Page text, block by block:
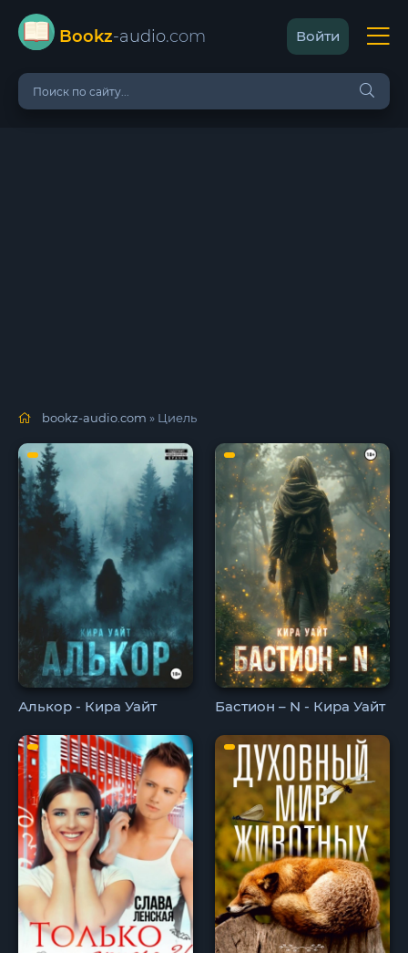
Bookz-audio.com Войти
bookz-audio.com » Циель
Алькор - Кира Уайт Бастион – N - Кира Уайт